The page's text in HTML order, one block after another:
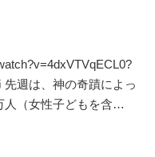
週は、神の奇蹟によっ
人（女性子どもを含…